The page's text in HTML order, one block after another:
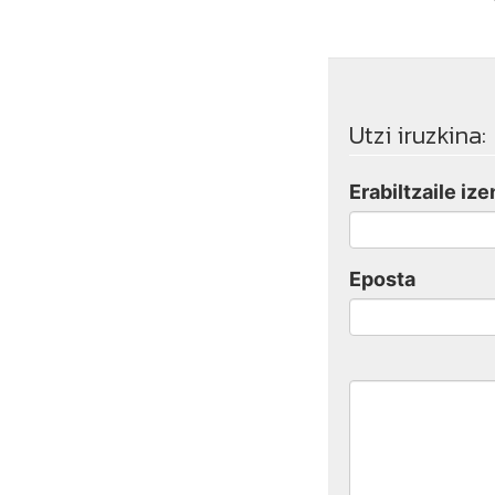
Utzi iruzkina:
Erabiltzaile
Eposta